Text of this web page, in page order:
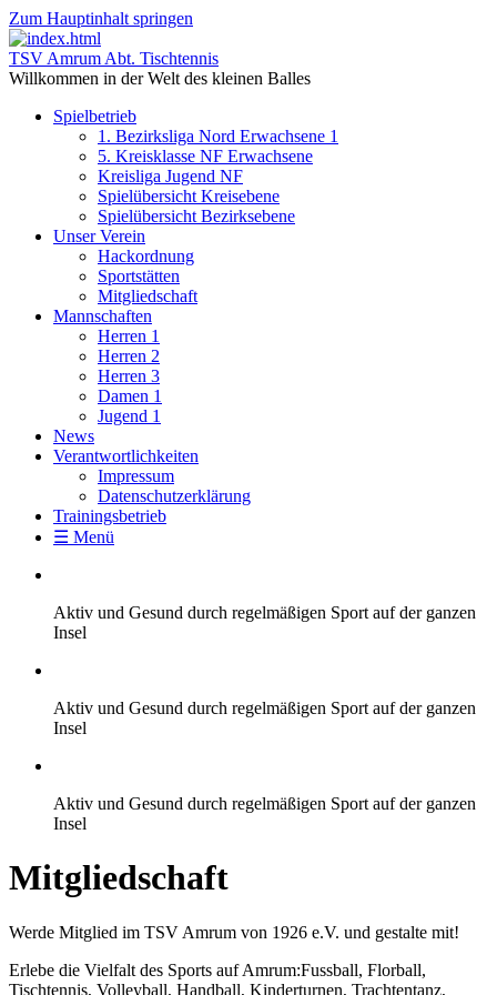
Zum Hauptinhalt springen
TSV Amrum Abt. Tischtennis
Willkommen in der Welt des kleinen Balles
Spielbetrieb
1. Bezirksliga Nord Erwachsene 1
5. Kreisklasse NF Erwachsene
Kreisliga Jugend NF
Spielübersicht Kreisebene
Spielübersicht Bezirksebene
Unser Verein
Hackordnung
Sportstätten
Mitgliedschaft
Mannschaften
Herren 1
Herren 2
Herren 3
Damen 1
Jugend 1
News
Verantwortlichkeiten
Impressum
Datenschutzerklärung
Trainingsbetrieb
☰ Menü
Aktiv und Gesund durch regelmäßigen Sport auf der ganzen
Insel
Aktiv und Gesund durch regelmäßigen Sport auf der ganzen
Insel
Aktiv und Gesund durch regelmäßigen Sport auf der ganzen
Insel
Mitgliedschaft
Werde Mitglied im TSV Amrum von 1926 e.V. und gestalte mit!
Erlebe die Vielfalt des Sports auf Amrum:Fussball, Florball,
Tischtennis, Volleyball, Handball, Kinderturnen, Trachtentanz,